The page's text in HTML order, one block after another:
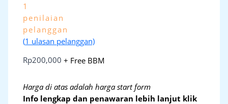
1
penilaian
pelanggan
(1 ulasan pelanggan)
Rp200,000 + Free BBM
Harga di atas adalah harga start form
Info lengkap dan penawaran lebih lanjut klik